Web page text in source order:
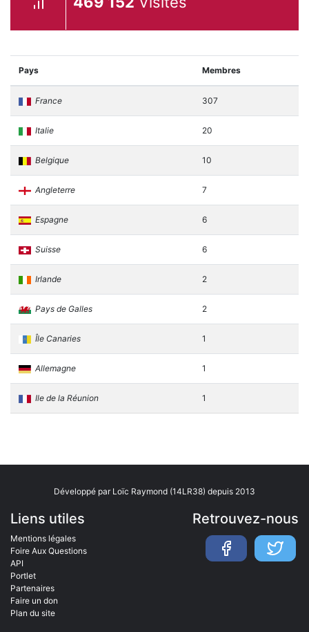
Pays Membres
France 307
Italie 20
Belgique 10
Angleterre 7
Espagne 6
Suisse 6
Irlande 2
Pays de Galles 2
Île Canaries 1
Allemagne 1
Ile de la Réunion 1
Développé par Loïc Raymond (14LR38) depuis 2013
Liens utiles
Mentions légales
Foire Aux Questions
API
Portlet
Partenaires
Faire un don
Plan du site
Retrouvez-nous